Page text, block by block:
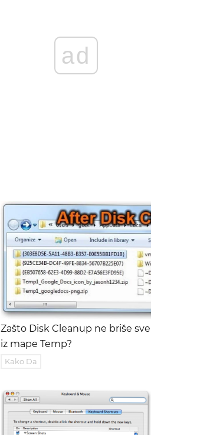
ad
Zašto Disk Cleanup ne briše sve
iz mape Temp?
Kako Da